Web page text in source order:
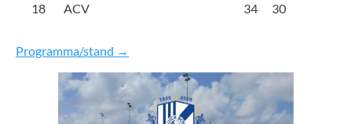
18
ACV 34 30
Programma/stand →